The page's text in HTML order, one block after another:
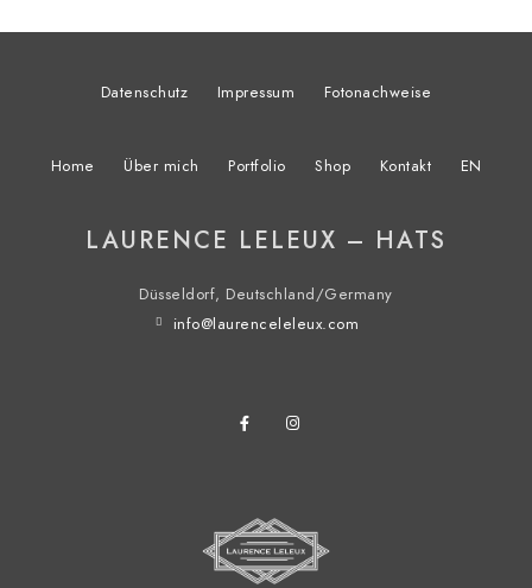
Datenschutz Impressum Fotonachweise
Home Über mich Portfolio Shop Kontakt EN
LAURENCE LELEUX – HATS
Düsseldorf, Deutschland/Germany
info@laurenceleleux.com